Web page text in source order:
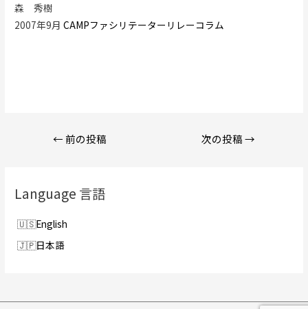
森 秀樹
2007年9月CAMPファシリテーターリレーコラム
ゲ
ー
シ
ョ
← 前の投稿 次の投稿→
Language 言語
English
日本語